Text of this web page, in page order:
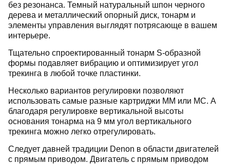
без резонанса. Темный натуральный шпон черного
дерева и металлический опорный диск, тонарм и
элементы управления выглядят потрясающе в вашем
интерьере.
Тщательно спроектированный тонарм S-образной
формы подавляет вибрацию и оптимизирует угол
трекинга в любой точке пластинки.
Несколько вариантов регулировки позволяют
использовать самые разные картриджи MM или MC. А
благодаря регулировке вертикальной высоты
основания тонарма на 9 мм угол вертикального
трекинга можно легко отрегулировать.
Следует давней традиции Denon в области двигателей
с прямым приводом. Двигатель с прямым приводом